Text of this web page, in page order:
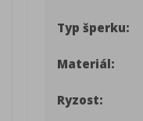
Typ šperku:
Materiál:
Ryzost: